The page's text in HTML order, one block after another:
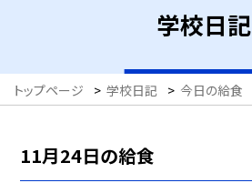
学校日記
トップページ > 学校日記 > 今日の給食
11月24日の給食